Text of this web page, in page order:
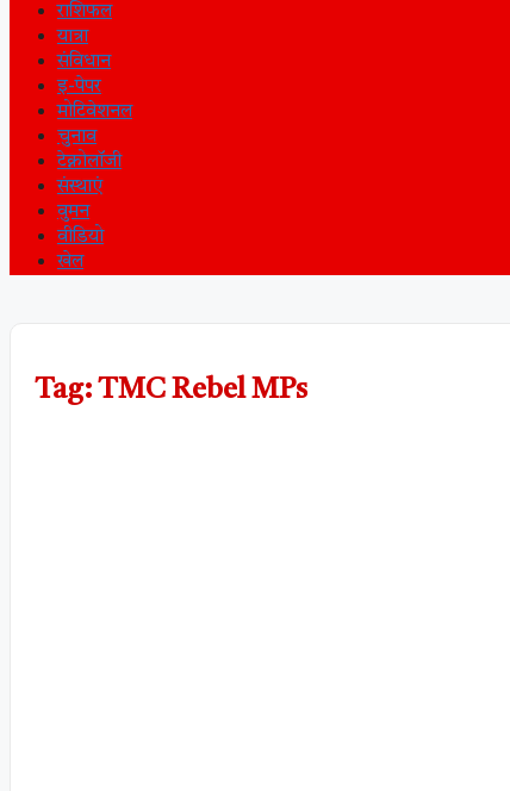
राशिफल
यात्रा
संविधान
इ-पेपर
मोटिवेशनल
चुनाव
टेक्नोलॉजी
संस्थाएं
वुमन
वीडियो
खेल
Tag: TMC Rebel MPs